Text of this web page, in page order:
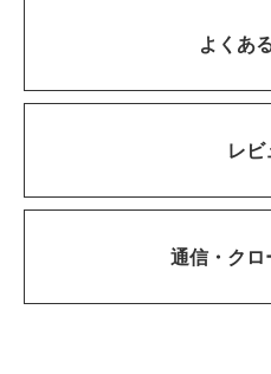
よくあ
レビ
通信・ クロ